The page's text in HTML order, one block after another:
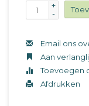
+
-
Email ons
Aan
Toevoegen
Afdrukken